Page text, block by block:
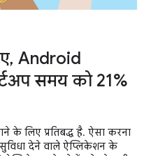
Android
समय को 21%
के लिए प्रतिबद्ध है. ऐसा करना
देने वाले ऐप्लिकेशन के